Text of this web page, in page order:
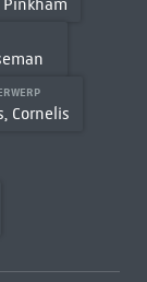
Cornelis